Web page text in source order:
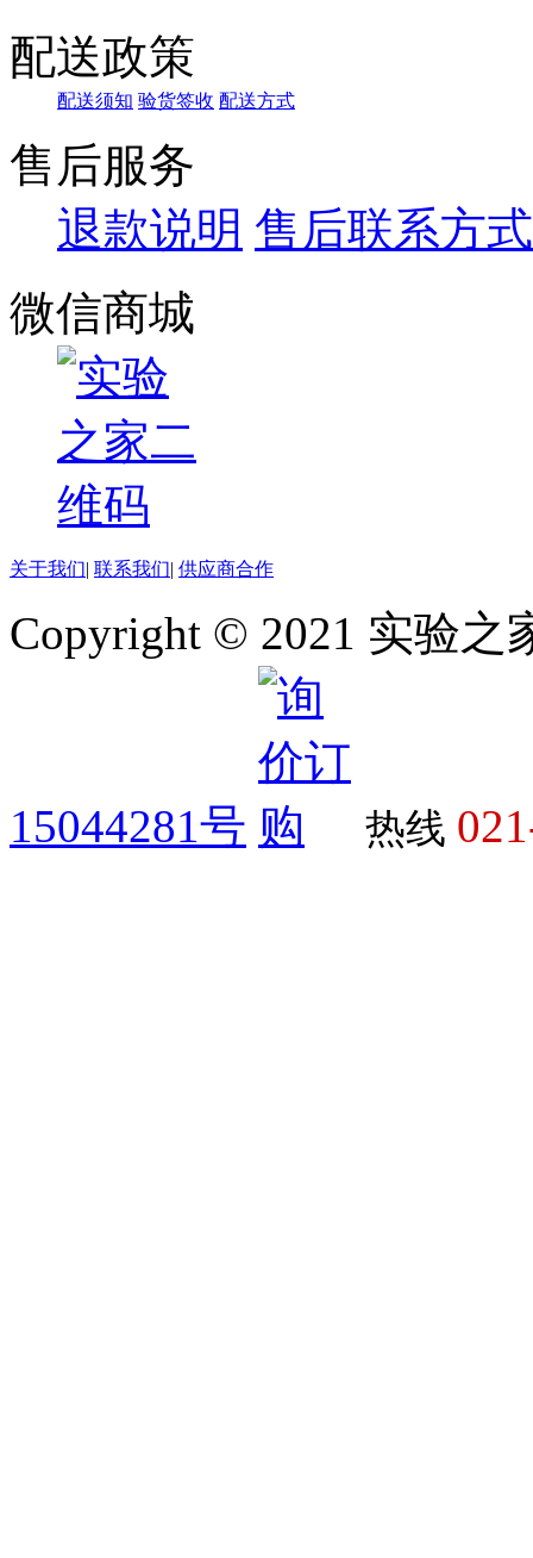
配送政策
配送须知 验货签收 配送方式
售后服务
退款说明 售后联系方式
微信商城
关于我们| 联系我们| 供应商合作
Copyright © 2021 实验之
15044281号 热线